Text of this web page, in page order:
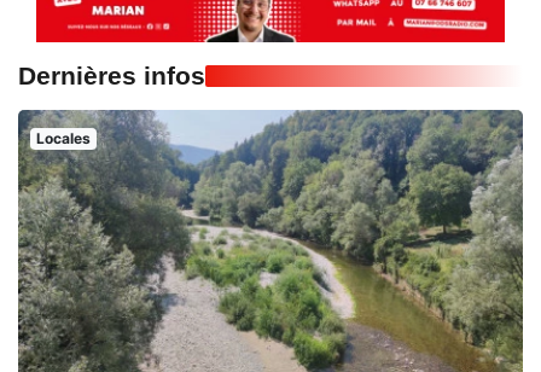
Dernières infos
Locales